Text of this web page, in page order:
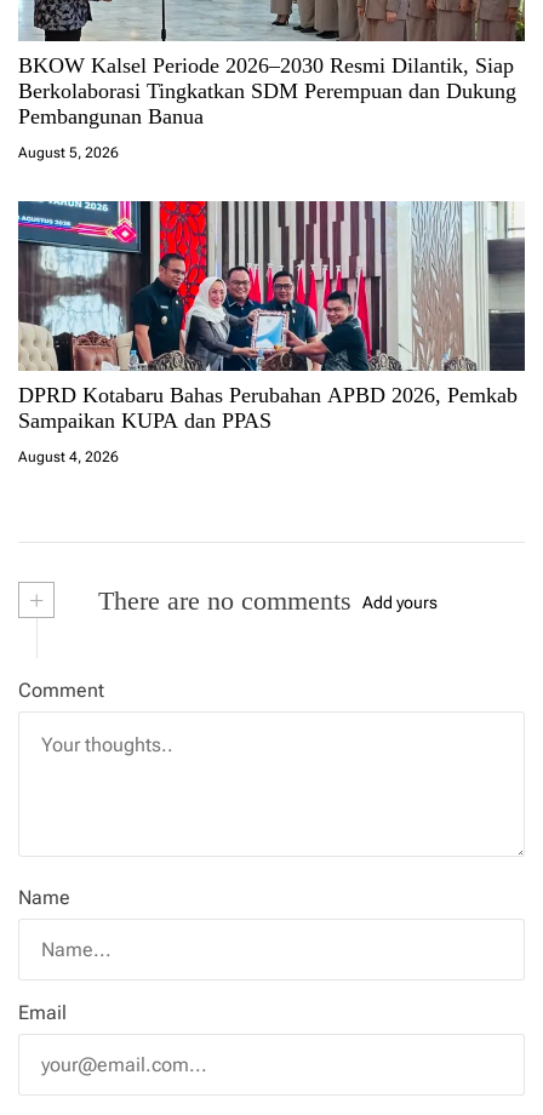
BKOW Kalsel Periode 2026–2030 Resmi Dilantik, Siap
Berkolaborasi Tingkatkan SDM Perempuan dan Dukung
Pembangunan Banua
August 5, 2026
DPRD Kotabaru Bahas Perubahan APBD 2026, Pemkab
Sampaikan KUPA dan PPAS
August 4, 2026
+ There are no comments Add yours
Comment
Name
Email